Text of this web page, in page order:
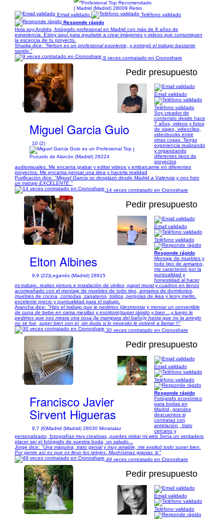
| Madrid (Madrid) 28009 Retiro
Email validado
Teléfono validado
Responde rápido
Hola soy Andrés, fotógrafo profesional en Madrid con más de 8 años de
experiencia. Estoy aquí para ayudarte a crear imágenes y videos que comuniquen
la escencia de tu proyecto.
Shadia dice: "Nelson es un profesional excelente, y entregó el trabajo bastante
rapido."
9 veces contratado en Cronoshare
1/17
Pedir presupuesto
Miguel Garcia Guio
10 (2)
|
Pozuelo de Alarcón (Madrid) 28224
Email validado
Teléfono validado
Soy creador de
contenido desde hace
7 años, videos y fotos
de viajes, videoclips,
videobooks entre
otras cosas. Tengo
experiencia realizando
y organizando
diferentes tipos de
proyectos
audiovisuales. Me encanta grabar y editar videos y embarcarme en diferentes
proyectos. Me encanta pensar una idea y hacerla realidad
Purificación dice: "Miguel García se desplazó desde Madrid a Valencia y nos hizo
un trabajo EXCELENTE."
14 veces contratado en Cronoshare
1/8
Pedir presupuesto
Elton Albines
9,9 (22)Leganés (Madrid) 28915
Email validado
Teléfono validado
Responde rápido
Montaje de muebles y
todo tipo de armarios,
me caracterizó por la
puntualidad y
honestidad al hacer
mi trabajo. realizo pintura e instalación de vinilos, papel mural y cuadros en lienzo
acompañado con el montaje de muebles de todo tipo, armarios de dormitorios,
muebles de cocina, comodas, zapateros, toldos, pergolas de ikea y leory merlin.
excelente precio y puntualidad para el trabajo.
Arancha dice: "Hizo el trabajo que le pedimos (desmontar y montar un convertible
de cuna de bebe en cama mesillas y escritorio)super rápido y bien ...y luego le
pedimos que nos mirara otra cosa (la mampara del baño)y hasta que no la arreglo
no se fue ,super bien con el ,sin duda si lo necesito le volveré a llamar !!"
30 veces contratado en Cronoshare
1/47
Pedir presupuesto
Francisco Javier
Sirvent Higueras
9,7 (6)Madrid (Madrid) 28030 Moratalaz
Email validado
Teléfono validado
Responde rápido
Fotógrafo económico
para bodas en
Madrid, grandes
descuentos si
contratas con
antelación , trato
cercano y
personalizado, fotografías muy creativas, puedes visitar mi web Sería un verdadero
placer ser el fotógrafo de vuestra boda, un saludo...
Jorge dice: "Una máquina, trato genial y muy amable, me explicó todo super bien.
Por gente así es que os llevo los relojes. Muchísimas gracias ☺️"
49 veces contratado en Cronoshare
1/25
Pedir presupuesto
Email validado
Teléfono validado